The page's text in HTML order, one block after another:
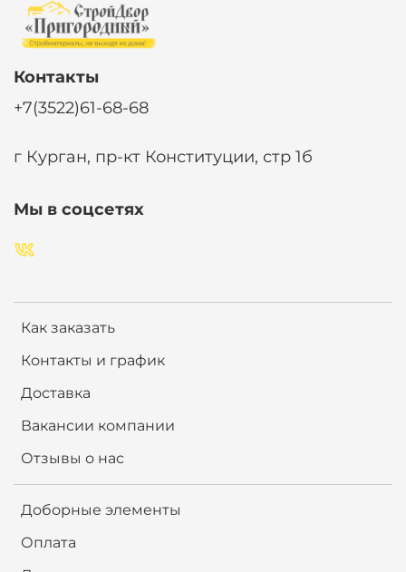
Как заказать
Контакты и график
Доставка
Вакансии компании
Отзывы о нас
Доборные элементы
Оплата
Контакты
+7(3522)61-68-68
г Курган, пр-кт Конституции, стр 1б
Мы в соцсетях